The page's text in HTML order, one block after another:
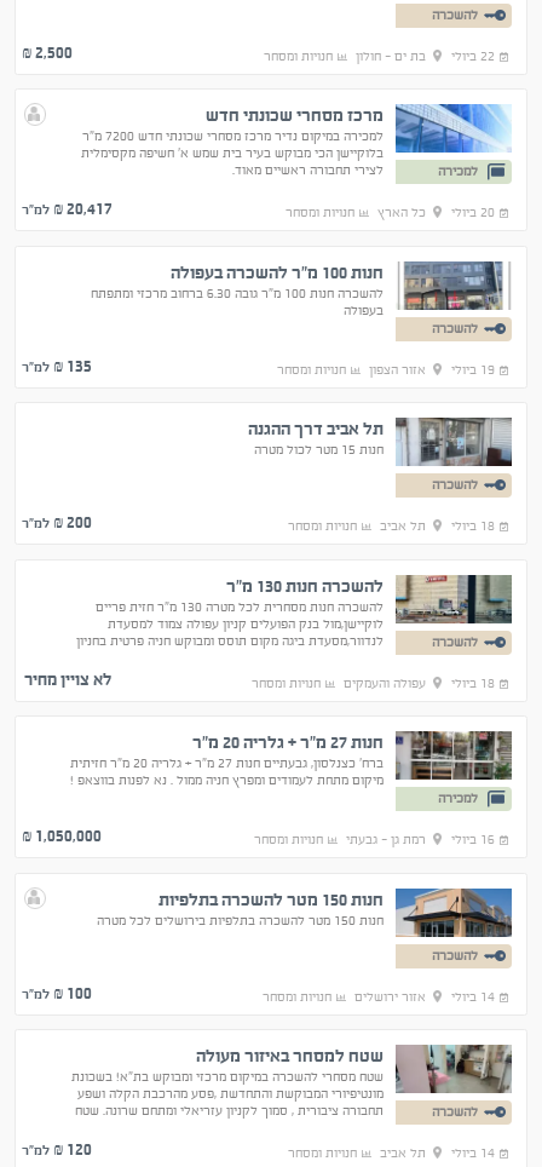
להשכרה
22 ביולי בת ים - חולון חנויות ומסחר 2,500
₪
למכירה
מרכז מסחרי שכונתי חדש
למכירה במיקום נדיר מרכז מסחרי שכונתי חדש 7200 מ"ר
בלוקיישן הכי מבוקש בעיר בית שמש א' חשיפה מקסימלית
לצירי תחבורה ראשיים מאוד.
20 ביולי כל הארץ חנויות ומסחר 20,417 ₪ למ"ר
להשכרה
חנות 100 מ"ר להשכרה בעפולה
להשכרה חנות 100 מ"ר גובה 6.30 ברחוב מרכזי ומתפתח
בעפולה
19 ביולי אזור הצפון חנויות ומסחר 135 ₪ למ"ר
להשכרה
תל אביב דרך ההגנה
חנות 15 מטר לכול מטרה
18 ביולי תל אביב חנויות ומסחר 200 ₪ למ"ר
להשכרה
להשכרה חנות 130 מ"ר
להשכרה חנות מסחרית לכל מטרה 130 מ"ר חזית פריים
לוקיישן,מול בנק הפועלים קניון עפולה צמוד למסעדת
לנדוור,מסעדת ביגה מקום תוסס ומבוקש חניה פרטית בחניון
18 ביולי
עפולה והעמקים חנויות ומסחר לא צויין מחיר
למכירה
חנות 27 מ"ר + גלריה 20 מ"ר
ברח' כצנלסון, גבעתיים חנות 27 מ"ר + גלריה 20 מ"ר חזיתית
מיקום מתחת לעמודים ומפרץ חניה ממול . נא לפנות בווצאפ !
16 ביולי רמת גן - גבעתי חנויות ומסחר 1,050,000
₪
להשכרה
חנות 150 מטר להשכרה בתלפיות
חנות 150 מטר להשכרה בתלפיות בירושלים לכל מטרה
14 ביולי אזור ירושלים חנויות ומסחר 100 ₪ למ"ר
להשכרה
שטח למסחר באיזור מעולה
שטח מסחרי להשכרה במיקום מרכזי ומבוקש בת"א! בשכונת
מונטיפיורי המבוקשת והתחדשת ,פסע מהרכבת הקלה ושפע
תחבורה ציבורית , סמוך לקניון עזריאלי ומתחם שרונה. שטח
14 ביולי
תל אביב חנויות ומסחר 120 ₪ למ"ר